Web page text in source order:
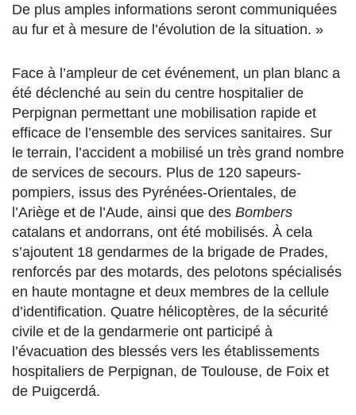
De plus amples informations seront communiquées
au fur et à mesure de l’évolution de la situation. »
Face à l’ampleur de cet événement, un plan blanc a
été déclenché au sein du centre hospitalier de
Perpignan permettant une mobilisation rapide et
efficace de l’ensemble des services sanitaires. Sur
le terrain, l’accident a mobilisé un très grand nombre
de services de secours. Plus de 120 sapeurs-
pompiers, issus des Pyrénées-Orientales, de
l’Ariège et de l’Aude, ainsi que des Bombers
catalans et andorrans, ont été mobilisés. À cela
s’ajoutent 18 gendarmes de la brigade de Prades,
renforcés par des motards, des pelotons spécialisés
en haute montagne et deux membres de la cellule
d’identification. Quatre hélicoptères, de la sécurité
civile et de la gendarmerie ont participé à
l’évacuation des blessés vers les établissements
hospitaliers de Perpignan, de Toulouse, de Foix et
de Puigcerdá.